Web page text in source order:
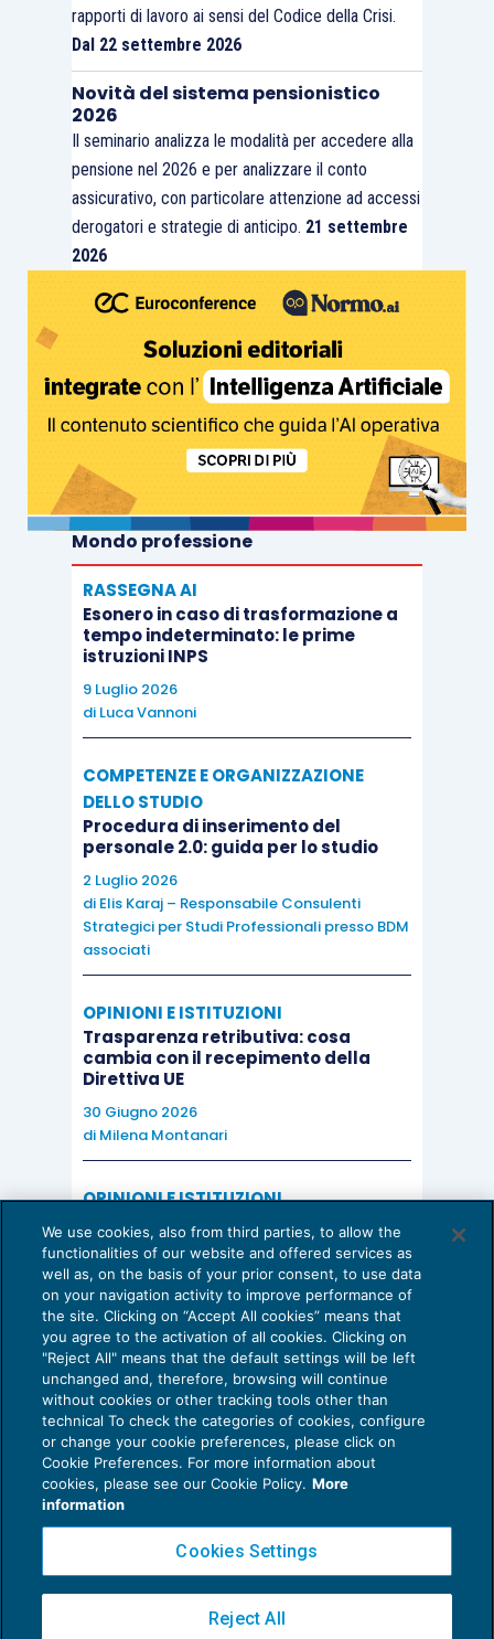
rapporti di lavoro ai sensi del Codice della Crisi.
Dal 22 settembre 2026
Novità del sistema pensionistico
2026
Il seminario analizza le modalità per accedere alla
pensione nel 2026 e per analizzare il conto
assicurativo, con particolare attenzione ad accessi
derogatori e strategie di anticipo. 21 settembre
2026
Mondo professione
RASSEGNA AI
Esonero in caso di trasformazione a
tempo indeterminato: le prime
istruzioni INPS
9 Luglio 2026
di Luca Vannoni
COMPETENZE E ORGANIZZAZIONE
DELLO STUDIO
Procedura di inserimento del
personale 2.0: guida per lo studio
2 Luglio 2026
di Elis Karaj – Responsabile Consulenti
Strategici per Studi Professionali presso BDM
associati
OPINIONI E ISTITUZIONI
Trasparenza retributiva: cosa
cambia con il recepimento della
Direttiva UE
30 Giugno 2026
di Milena Montanari
OPINIONI E ISTITUZIONI
Valorizzare il potenziale dello Studio:
una riflessione sul futuro della
consulenza del lavoro
15 Giugno 2026
di Milena Montanari
Privacy Policy
Cookie Policy
Copyright 2016 ©Gruppo Euroconference S.p.A.v2.32.4
Piazza Luigi Einaudi, 10N01 - 20124 Milano - info@ecnews.it
We use cookies, also from third parties, to allow the
functionalities of our website and offered services as
well as, on the basis of your prior consent, to use data
on your navigation activity to improve performance of
the site. Clicking on “Accept All cookies” means that
you agree to the activation of all cookies. Clicking on
"Reject All" means that the default settings will be left
unchanged and, therefore, browsing will continue
without cookies or other tracking tools other than
technical To check the categories of cookies, configure
or change your cookie preferences, please click on
Cookie Preferences. For more information about
cookies, please see our Cookie Policy. More
information
Cookies Settings
Reject All